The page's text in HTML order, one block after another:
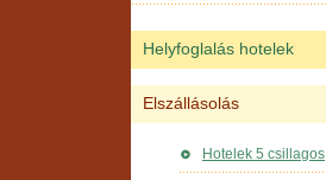
Helyfoglalás hotelek
Elszállásolás
Hotelek 5 csillagos